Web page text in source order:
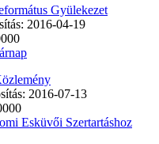
Gyülekezet
2016-04-19
2016-07-13
Esküvői Szertartáshoz